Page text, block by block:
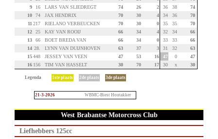
9
16 LARS VAN SLIEDREGT 74 26 2 36 38
74
10
74 JAX HENDRIX 70 30 4 34 36
70
11 217 RIELANO VERBEUCKEN 70 30 0 35 35
70
12
25 KAY VAN ROOIJ 66 34 4 32 34
66
13
66 BOET BREDA VAN 66 34 0 33 33
66
14 28. LYNN VAN DUIJNHOVEN 63 37 3 31 32
63
15448 JESSEY VAN VEEN 47 53 16 47 0
47
16 156 TIM VAN HASSELT 30 70 17 30 x 30
Legenda 1ste plaats 2de plaats 3de plaats
21-3-2026 WBMC-Biest Houtakker
West Brabantse Motorcross Club
Liefhebbers 125cc